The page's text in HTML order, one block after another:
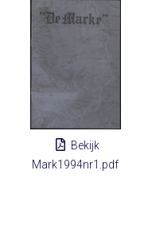
contact
Bekijk
Mark1994nr1.pdf